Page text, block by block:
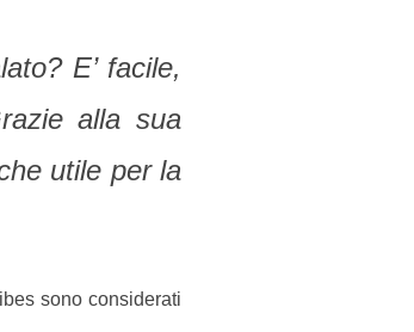
E’ facile,
alla sua
utile per la
sono considerati